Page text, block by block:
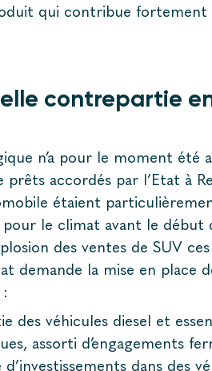
qui contribue fortement
contrepartie
n’a pour le moment été
accordés par l’Etat à
étaient
le climat avant le début
des ventes de SUV
demande la mise en place
des véhicules diesel et
assorti d’engagements
dans des